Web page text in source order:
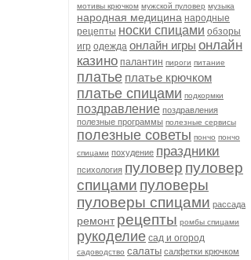
мотивы крючком мужской пуловер музыка
народная медицина народные
рецепты носки спицами обзоры
игр одежда онлайн игры онлайн
казино палантин пироги питание
платье платье крючком
платье спицами подкормки
поздравление поздравления
полезные программы полезные сервисы
полезные советы пончо пончо
спицами похудение праздники
психология пуловер пуловер
спицами пуловеры
пуловеры спицами рассада
ремонт рецепты ромбы спицами
рукоделие сад и огород
садоводство салаты салфетки крючком